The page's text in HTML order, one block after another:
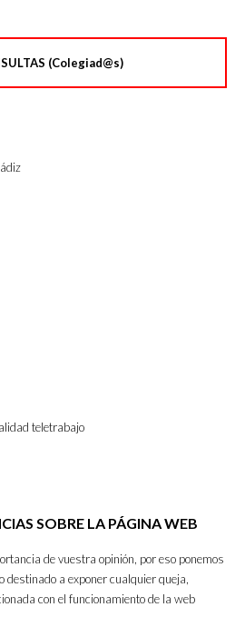
(Colegiad@s)
teletrabajo
SOBRE LA PÁGINA WEB
de vuestra opinión, por eso ponemos
a exponer cualquier queja,
con el funcionamiento de la web